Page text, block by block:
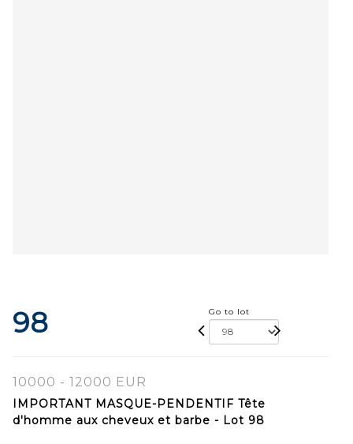
98 Go to lot
10000 - 12000 EUR
IMPORTANT MASQUE-PENDENTIF Tête
d'homme aux cheveux et barbe - Lot 98